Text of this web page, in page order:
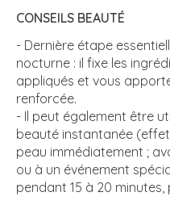
CONSEILS BEAUTÉ
- Dernière étape
nocturne : il fixe les
appliqués et vous
renforcée.
- Il peut également être
beauté instantanée
peau immédiatement ;
ou à un événement
pendant 15 à 20